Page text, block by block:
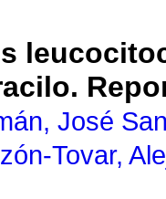
José
Tovar,